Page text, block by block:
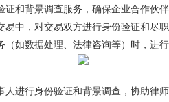
证和背景调查服务，确保企业合作伙
易中，对交易双方进行身份验证和尽
（如数据处理、法律咨询等）时，进
人进行身份验证和背景调查，协助律